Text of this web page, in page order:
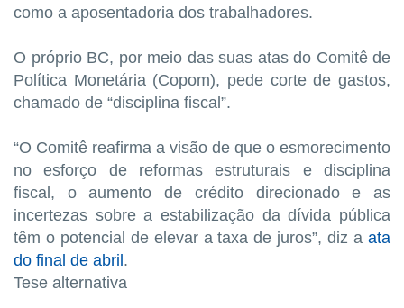
como a aposentadoria dos trabalhadores.
O próprio BC, por meio das suas atas do Comitê de
Política Monetária (Copom), pede corte de gastos,
chamado de “disciplina fiscal”.
“O Comitê reafirma a visão de que o esmorecimento
no esforço de reformas estruturais e disciplina
fiscal, o aumento de crédito direcionado e as
incertezas sobre a estabilização da dívida pública
têm o potencial de elevar a taxa de juros”, diz a ata
do final de abril.
Tese alternativa